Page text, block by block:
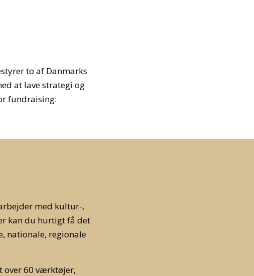
to af Danmarks
at lave strategi og
fundraising:
med kultur-,
kan du hurtigt få det
nationale, regionale
over 60 værktøjer,